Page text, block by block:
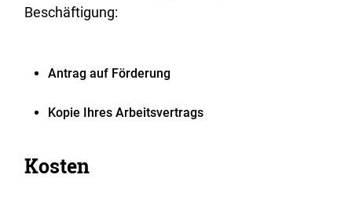
Beschäftigung:
Antrag auf Förderung
Kopie Ihres Arbeitsvertrags
Kosten